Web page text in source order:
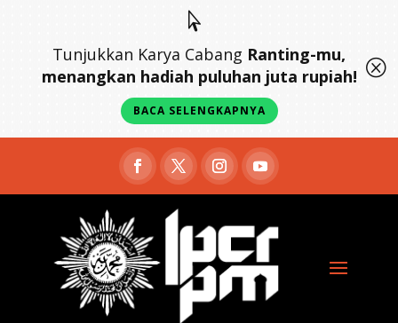

Tunjukkan Karya Cabang Ranting-mu,
menangkan hadiah puluhan juta rupiah!
BACA SELENGKAPNYA
Q